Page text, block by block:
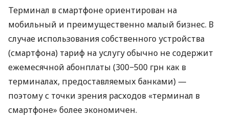
Терминал в смартфоне ориентирован на
мобильный и преимущественно малый бизнес. В
случае использования собственного устройства
(смартфона) тариф на услугу обычно не содержит
ежемесячной абонплаты (300−500 грн как в
терминалах, предоставляемых банками) —
поэтому с точки зрения расходов «терминал в
смартфоне» более экономичен.